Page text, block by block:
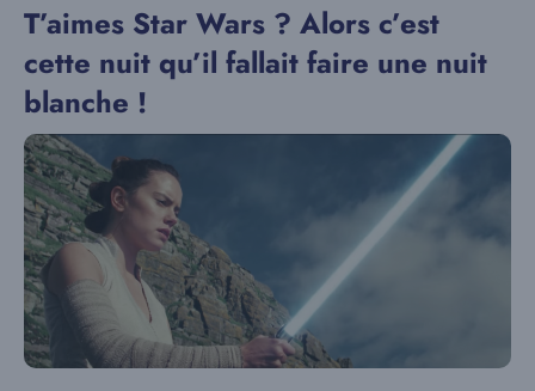
T’aimes Star Wars ? Alors c’est
cette nuit qu’il fallait faire une nuit
blanche !